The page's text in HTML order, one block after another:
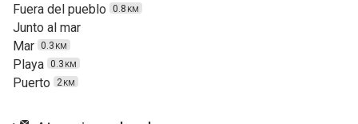
Fuera del pueblo
0.8 KM
Junto al mar
Mar 0.3 KM
Playa 0.3 KM
Puerto 2KM